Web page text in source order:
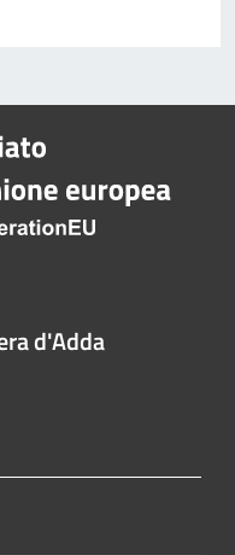
d'Adda